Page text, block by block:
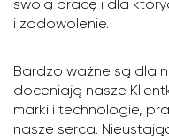
swoją pracę i dla
i zadowolenie.
Bardzo ważne są dla
doceniają nasze
marki i technologie,
nasze serca.